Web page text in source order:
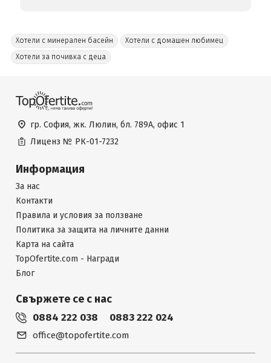
Хотели с минерален басейн
Хотели с домашен любимец
Хотели за почивка с деца
гр. София, жк. Люлин, бл. 789А, офис 1
Лиценз № РК-01-7232
Информация
За нас
Контакти
Правила и условия за ползване
Политика за защита на личните данни
Карта на сайта
TopOfertite.com - Награди
Блог
Свържете се с нас
0884 222 038 0883 222 024
office@topofertite.com